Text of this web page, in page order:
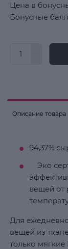
Цена в
Бонусные
Описание товара
94,37%
Эко
вещей от
Для
вещей из
только